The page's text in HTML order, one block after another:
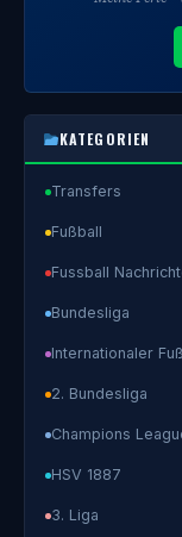
KATEGORIEN
Transfers
Fußball
Fussball
Bundesliga
Internationaler
2. Bundesliga
Champions
HSV 1887
3. Liga